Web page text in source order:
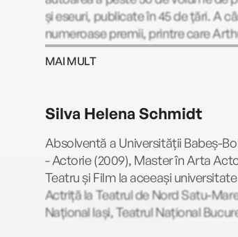
și eseuri, publicate în 45 de țări. A
numeroase premii, printre care
Award pentru Povestea slujitoarei
Handmaid’s Tale, 1987, roman care
baza serialului de mare succes
Giller Prize pentru Alias Grace
Prize pentru Asasinul orb (The Blind
2000) și pentru Testamentele (The
2019). Romanul Penelopiada a fost
la Mythopoeic Fantasy Award for
Literature în 2006.
MAI MULT
Silva Helena Schmidt
Absolventă a Universității Babeș-
- Actorie (2009), Master în Arta
Teatru și Film la aceeași universitate
Actriță la Teatrul de Nord Satu-
Național Iași, Teatrul Național